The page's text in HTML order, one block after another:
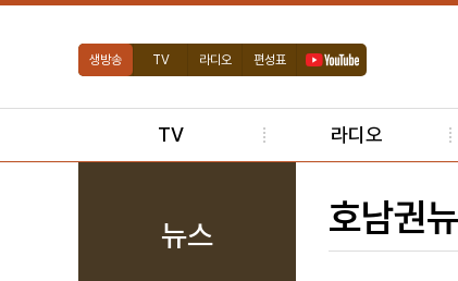
생방송 TV 라디오 편성표
TV 라디오
뉴스 호남권